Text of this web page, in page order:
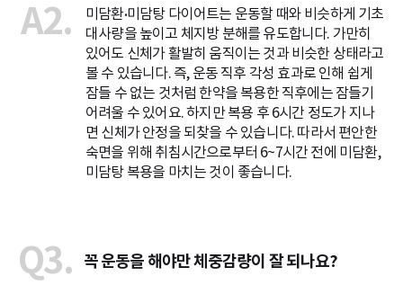
A2.
미담환•미담탕 다이어트는 운동할 때와 비슷하게 기초
대사량을 높이고 체지방 분해를 유도합니다. 가만히
있어도 신체가 활발히 움직이는 것과 비슷한 상태라고
볼 수 있습니다. 즉, 운동 직후 각성 효과로 인해 쉽게
잠들 수 없는 것처럼 한약을 복용한 직후에는 잠들기
어려울 수 있어요. 하지만 복용 후 6시간 정도가 지나
면 신체가 안정을 되찾을 수 있습니다. 따라서 편안한
숙면을 위해 취침시간으로부터 6~7시간 전에 미담환,
미담탕 복용을 마치는 것이 좋습니다.
Q3. 꼭 운동을 해야만 체중감량이 잘 되나요?